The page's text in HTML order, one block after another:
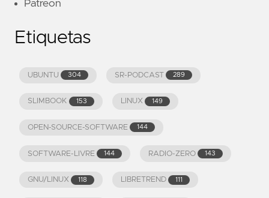
Patreon
Etiquetas
UBUNTU 304 SR-PODCAST 289
SLIMBOOK 153 LINUX 149
OPEN-SOURCE-SOFTWARE 144
SOFTWARE-LIVRE 144 RADIO-ZERO 143
GNU/LINUX 118 LIBRETREND 111